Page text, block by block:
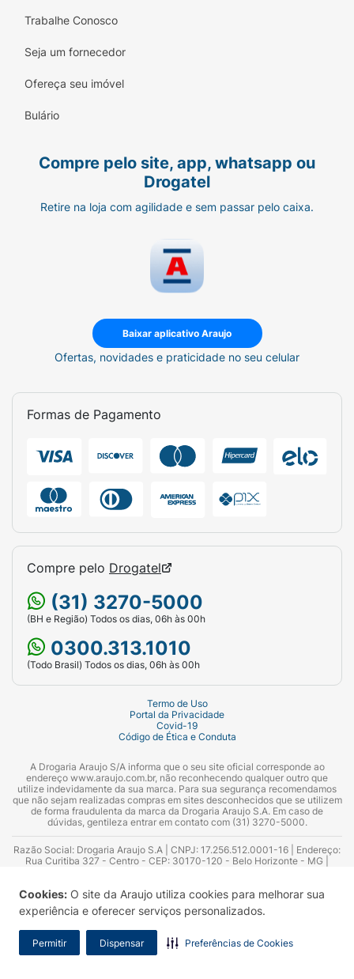
Cookies: O site da Araujo utiliza cookies para melhorar sua
experiência e oferecer serviços personalizados.
Permitir Dispensar Preferências de Cookies
Trabalhe Conosco
Seja um fornecedor
Ofereça seu imóvel
Bulário
Compre pelo site, app, whatsapp ou
Drogatel
Retire na loja com agilidade e sem passar pelo caixa.
Baixar aplicativo Araujo
Ofertas, novidades e praticidade no seu celular
Formas de Pagamento
Compre pelo Drogatel
(31) 3270-5000
(BH e Região) Todos os dias, 06h às 00h
0300.313.1010
(Todo Brasil) Todos os dias, 06h às 00h
Termo de Uso
Portal da Privacidade
Covid-19
Código de Ética e Conduta
A Drogaria Araujo S/A informa que o seu site oficial corresponde ao
endereço www.araujo.com.br, não reconhecendo qualquer outro que
utilize indevidamente da sua marca. Para sua segurança recomendamos
que não sejam realizadas compras em sites desconhecidos que se utilizem
de forma fraudulenta da marca da Drogaria Araujo S.A. Em caso de
dúvidas, gentileza entrar em contato com (31) 3270-5000.
Razão Social: Drogaria Araujo S.A | CNPJ: 17.256.512.0001-16 | Endereço:
Rua Curitiba 327 - Centro - CEP: 30170-120 - Belo Horizonte - MG |
Azevedo Guimarães – CRF 10.965 | Yasmin Silva Alvarenga – CRF 52.584 -
Consultor substituto: Thiago Aguiar Pinheiro - CRF Nº 13.748. Alvará
Sanitário: 2025020713 | Autorização de Funcionamento da Empresa (AFE):